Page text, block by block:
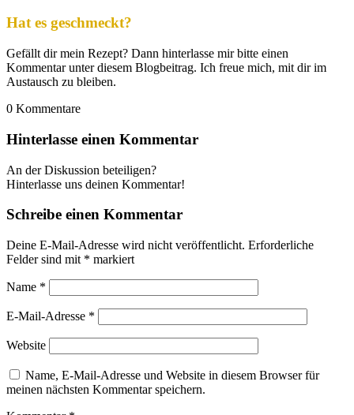
Hat es geschmeckt?
Gefällt dir mein Rezept? Dann hinterlasse mir bitte einen
Kommentar unter diesem Blogbeitrag. Ich freue mich, mit dir im
Austausch zu bleiben.
0 Kommentare
Hinterlasse einen Kommentar
An der Diskussion beteiligen?
Hinterlasse uns deinen Kommentar!
Schreibe einen Kommentar
Deine E-Mail-Adresse wird nicht veröffentlicht. Erforderliche
Felder sind mit * markiert
Name *
E-Mail-Adresse *
Website
Name, E-Mail-Adresse und Website in diesem Browser für
meinen nächsten Kommentar speichern.